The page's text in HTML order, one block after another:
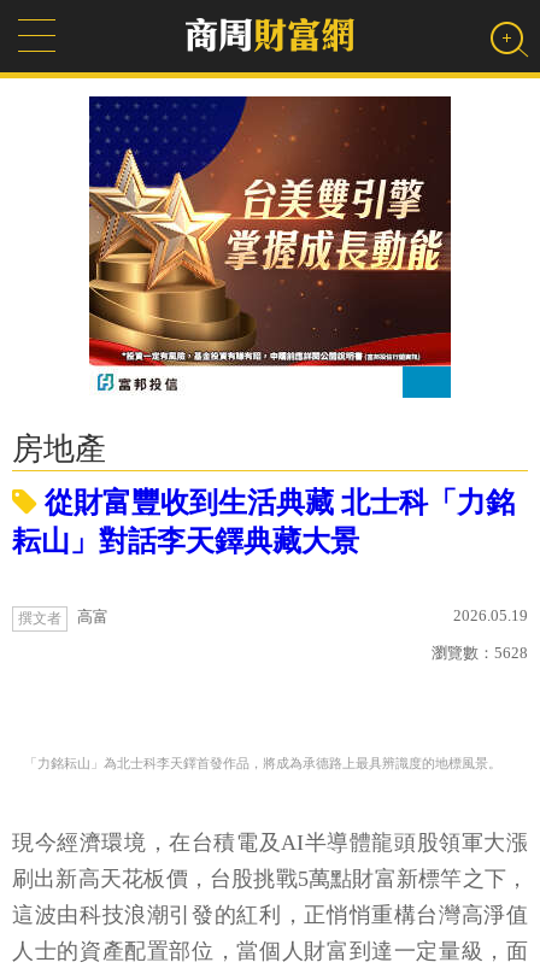
房地產
從財富豐收到生活典藏 北士科「力銘
耘山」對話李天鐸典藏大景
撰文者 高富 2026.05.19
瀏覽數： 5628
「力銘耘山」為北士科李天鐸首發作品，將成為承德路上最具辨識度的地標風景。
現今經濟環境，在台積電及AI半導體龍頭股領軍大漲
刷出新高天花板價，台股挑戰5萬點財富新標竿之下，
這波由科技浪潮引發的紅利，正悄悄重構台灣高淨值
人士的資產配置部位，當個人財富到達一定量級，面